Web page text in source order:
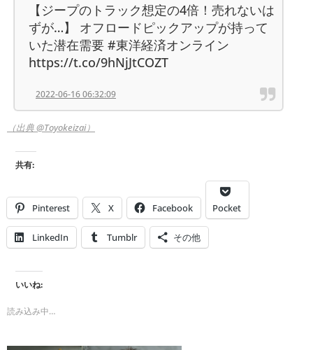
【ジープのトラック想定の4倍！売れないは
ずが…】 オフロードピックアップが持って
いた潜在需要 #東洋経済オンライン
https://t.co/9hNjJtCOZT
2022-06-16 06:32:09
（出典 @Toyokeizai）
共有:
Pinterest X Facebook Pocket
LinkedIn Tumblr その他
いいね:
読み込み中…